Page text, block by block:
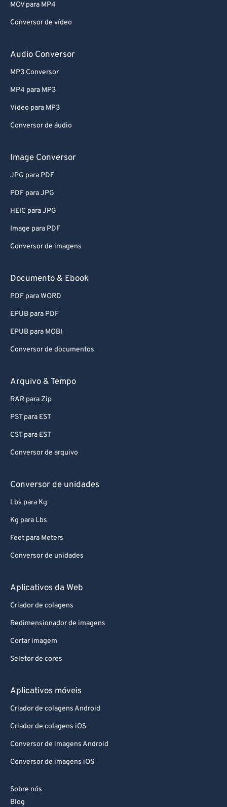
MOV para MP4
Conversor de vídeo
Audio Conversor
MP3 Conversor
MP4 para MP3
Video para MP3
Conversor de áudio
Image Conversor
JPG para PDF
PDF para JPG
HEIC para JPG
Image para PDF
Conversor de imagens
Documento & Ebook
PDF para WORD
EPUB para PDF
EPUB para MOBI
Conversor de documentos
Arquivo & Tempo
RAR para Zip
PST para EST
CST para EST
Conversor de arquivo
Conversor de unidades
Lbs para Kg
Kg para Lbs
Feet para Meters
Conversor de unidades
Aplicativos da Web
Criador de colagens
Redimensionador de imagens
Cortar imagem
Seletor de cores
Aplicativos móveis
Criador de colagens Android
Criador de colagens iOS
Conversor de imagens Android
Conversor de imagens iOS
Sobre nós
Blog